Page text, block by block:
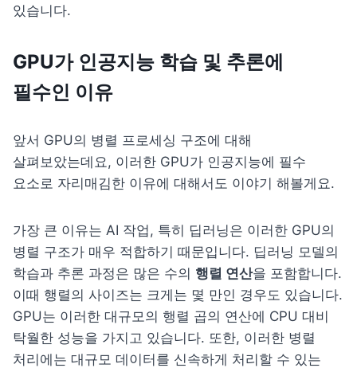
있습니다.
GPU가 인공지능 학습 및 추론에
필수인 이유
앞서 GPU의 병렬 프로세싱 구조에 대해
살펴보았는데요, 이러한 GPU가 인공지능에 필수
요소로 자리매김한 이유에 대해서도 이야기 해볼게요.
가장 큰 이유는 AI 작업, 특히 딥러닝은 이러한 GPU의
병렬 구조가 매우 적합하기 때문입니다. 딥러닝 모델의
학습과 추론 과정은 많은 수의 행렬 연산을 포함합니다.
이때 행렬의 사이즈는 크게는 몇 만인 경우도 있습니다.
GPU는 이러한 대규모의 행렬 곱의 연산에 CPU 대비
탁월한 성능을 가지고 있습니다. 또한, 이러한 병렬
처리에는 대규모 데이터를 신속하게 처리할 수 있는